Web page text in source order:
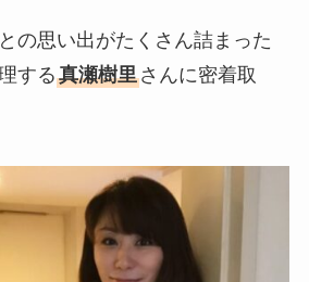
の思い出がたくさん詰まった
する真瀬樹里さんに密着取